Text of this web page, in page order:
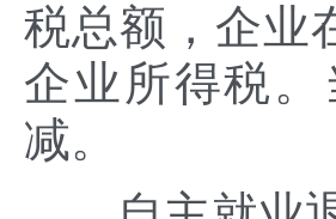
税总额，企业
企业所得税
减。